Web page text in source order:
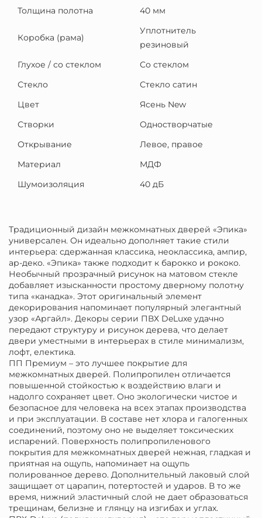
Толщина полотна
40 мм
Коробка (рама)
Уплотнитель
резиновый
Глухое / со стеклом
Со стеклом
Стекло
Стекло сатин
Цвет
Ясень New
Створки
Одностворчатые
Открывание
Левое, правое
Материал
МДФ
Шумоизоляция
40 дБ
Традиционный дизайн межкомнатных дверей «Эпика»
универсален. Он идеально дополняет такие стили
интерьера: сдержанная классика, неоклассика, ампир,
ар-деко. «Эпика» также подходит к барокко и рококо.
Необычный прозрачный рисунок на матовом стекле
добавляет изысканности простому дверному полотну
типа «канадка». Этот оригинальный элемент
декорирования напоминает популярный элегантный
узор «Аргайл». Декоры серии ПВХ DeLuxe удачно
передают структуру и рисунок дерева, что делает
двери уместными в интерьерах в стиле минимализм,
лофт, електика.
ПП Премиум – это лучшее покрытие для
межкомнатных дверей. Полипропилен отличается
повышенной стойкостью к воздействию влаги и
надолго сохраняет цвет. Оно экологически чистое и
безопасное для человека на всех этапах производства
и при эксплуатации. В составе нет хлора и галогенных
соединений, поэтому оно не выделяет токсических
испарений. Поверхность полипропиленового
покрытия для межкомнатных дверей нежная, гладкая и
приятная на ощупь, напоминает на ощупь
полированное дерево. Дополнительный лаковый слой
защищает от царапин, потертостей и ударов. В то же
время, нижний эластичный слой не дает образоваться
трещинам, белизне и глянцу на изгибах и углах.